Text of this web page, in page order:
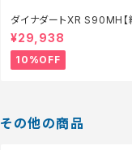
ダイナダートXR S90MH【
ール_ロッド】【10】
¥29,938
10%OFF
その他の商品